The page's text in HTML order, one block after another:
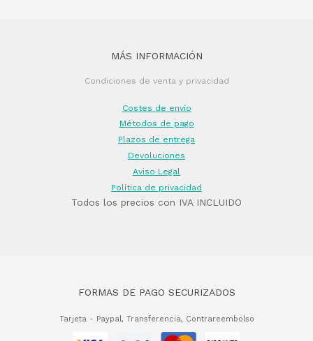
MÁS INFORMACIÓN
Condiciones de venta y privacidad
Costes de envío
Métodos de pago
Plazos de entrega
Devoluciones
Aviso Legal
Política de privacidad
Todos los precios con IVA INCLUIDO
FORMAS DE PAGO SECURIZADOS
Tarjeta - Paypal, Transferencia, Contrareembolso